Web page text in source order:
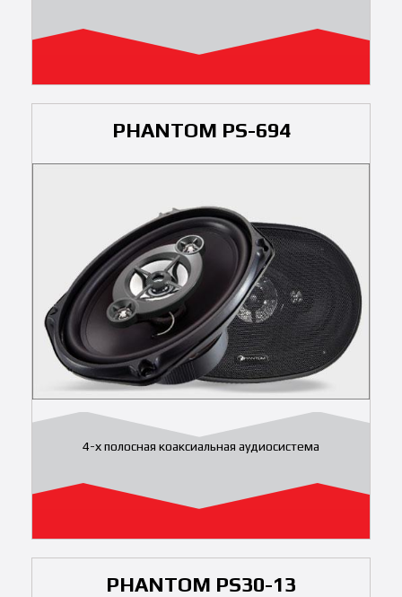
PHANTOM PS-694
4-х полосная коаксиальная аудиосистема
PHANTOM PS30-13